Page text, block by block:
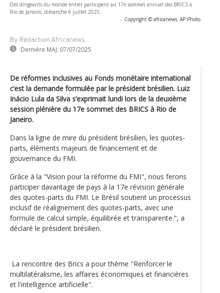
Des dirigeants du monde entier participent au 17e sommet annuel des BRICS à
Rio de Janeiro, dimanche 6 juillet 2025.
- Copyright © africanews AP Photo
By Rédaction Africanews
Dernière MAJ: 07/07/2025
De réformes inclusives au Fonds monétaire international
c’est la demande formulée par le président brésilien. Luiz
Inácio Lula da Silva s’exprimait lundi lors de la deuxième
session plénière du 17e sommet des BRICS à Rio de
Janeiro.
Dans la ligne de mire du président brésilien, les quotes-
parts, éléments majeurs de financement et de
gouvernance du FMI.
Grâce à la "Vision pour la réforme du FMI", nous ferons
participer davantage de pays à la 17e révision générale
des quotes-parts du FMI. Le Brésil soutient un processus
inclusif de réalignement des quotes-parts, avec une
formule de calcul simple, équilibrée et transparente.", a
déclaré le président brésilien.
La rencontre des Brics a pour thème "Renforcer le
multilatéralisme, les affaires économiques et financières
et l'intelligence artificielle".